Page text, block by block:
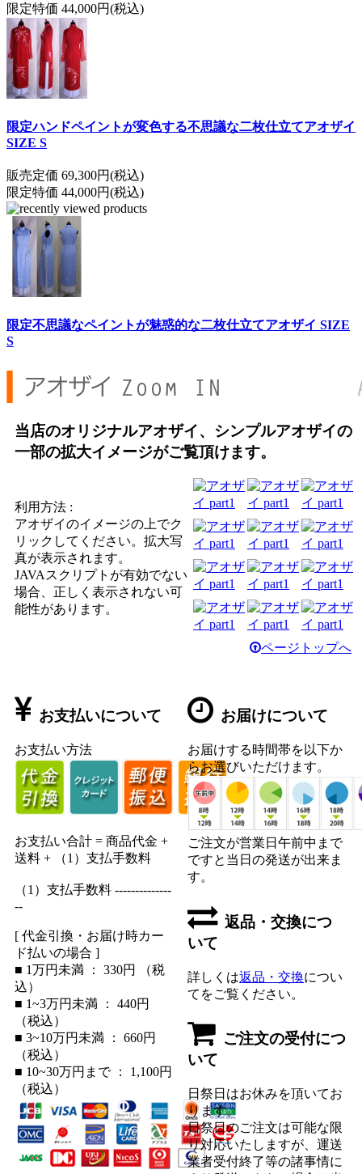
限定特価 44,000円(税込)
限定ハンドペイントが変色する不思議な二枚仕立てアオザイ
SIZE S
販売定価 69,300円(税込)
限定特価 44,000円(税込)
限定不思議なペイントが魅惑的な二枚仕立てアオザイ SIZE
S
当店のオリジナルアオザイ、シンプルアオザイの
一部の拡大イメージがご覧頂けます。
利用方法 :
アオザイのイメージの上でク
リックしてください。拡大写
真が表示されます。
JAVAスクリプトが有効でない
場合、正しく表示されない可
能性があります。
ページトップへ
お支払いについて
お支払い方法
お支払い合計 = 商品代金 +
送料 + （1）支払手数料
（1）支払手数料 --------------
--
[ 代金引換・お届け時カー
ド払いの場合 ]
■ 1万円未満 ： 330円 （税
込）
■ 1~3万円未満 ： 440円
（税込）
■ 3~10万円未満 ： 660円
（税込）
■ 10~30万円まで ： 1,100円
（税込）
お届けについて
お届けする時間帯を以下か
らお選びいただけます。
ご注文が営業日午前中まで
ですと当日の発送が出来ま
す。
返品・交換につ
いて
詳しくは返品・交換につい
てをご覧ください。
ご注文の受付につ
いて
日祭日はお休みを頂いてお
ります。
日祭日のご注文は可能な限
り対応いたしますが、運送
業者受付終了等の諸事情に